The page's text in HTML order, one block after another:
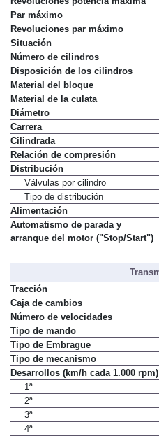
Par máximo
Revoluciones par máximo
Situación
Número de cilindros
Disposición de los cilindros
Material del bloque
Material de la culata
Diámetro
Carrera
Cilindrada
Relación de compresión
Distribución
Válvulas por cilindro
Tipo de distribución
Alimentación
Automatismo de parada y
arranque del motor ("Stop/Start")
Tracción
Caja de cambios
Número de velocidades
Tipo de mando
Tipo de Embrague
Tipo de mecanismo
Desarrollos (km/h cada 1.000 rpm)
1ª
2ª
3ª
4ª